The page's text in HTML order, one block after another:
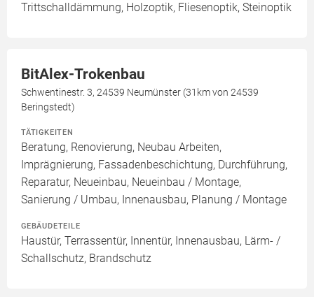
Trittschalldämmung, Holzoptik, Fliesenoptik, Steinoptik
BitAlex-Trokenbau
Schwentinestr. 3, 24539 Neumünster (31km von 24539
Beringstedt)
TÄTIGKEITEN
Beratung, Renovierung, Neubau Arbeiten,
Imprägnierung, Fassadenbeschichtung, Durchführung,
Reparatur, Neueinbau, Neueinbau / Montage,
Sanierung / Umbau, Innenausbau, Planung / Montage
GEBÄUDETEILE
Haustür, Terrassentür, Innentür, Innenausbau, Lärm- /
Schallschutz, Brandschutz